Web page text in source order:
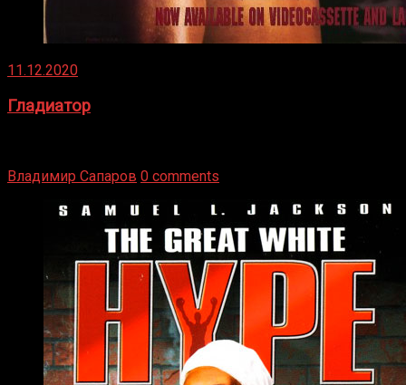
11.12.2020
Гладиатор
Владимир Сапаров 0 comments